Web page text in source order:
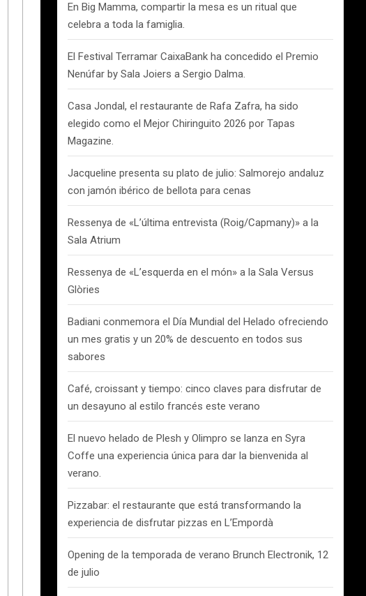
En Big Mamma, compartir la mesa es un ritual que
celebra a toda la famiglia.
El Festival Terramar CaixaBank ha concedido el Premio
Nenúfar by Sala Joiers a Sergio Dalma.
Casa Jondal, el restaurante de Rafa Zafra, ha sido
elegido como el Mejor Chiringuito 2026 por Tapas
Magazine.
Jacqueline presenta su plato de julio: Salmorejo andaluz
con jamón ibérico de bellota para cenas
Ressenya de «L’última entrevista (Roig/Capmany)» a la
Sala Atrium
Ressenya de «L’esquerda en el món» a la Sala Versus
Glòries
Badiani conmemora el Día Mundial del Helado ofreciendo
un mes gratis y un 20% de descuento en todos sus
sabores
Café, croissant y tiempo: cinco claves para disfrutar de
un desayuno al estilo francés este verano
El nuevo helado de Plesh y Olimpro se lanza en Syra
Coffe una experiencia única para dar la bienvenida al
verano.
Pizzabar: el restaurante que está transformando la
experiencia de disfrutar pizzas en L’Empordà
Opening de la temporada de verano Brunch Electronik, 12
de julio